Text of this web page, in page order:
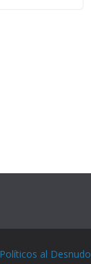
Políticos al Desnudo